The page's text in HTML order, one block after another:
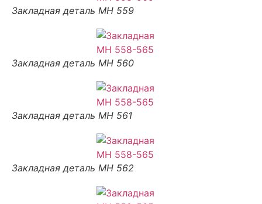
Закладная деталь МН 559
Закладная деталь МН 560
Закладная деталь МН 561
Закладная деталь МН 562